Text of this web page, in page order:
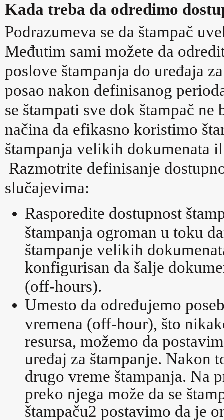
Kada treba da odredimo
Podrazumeva se da štampač
Međutim sami možete da
poslove štampanja do uređaja
posao nakon definisanog
se štampati sve dok štampač ne
načina da efikasno koristimo
štampanja velikih dokumenata
Razmotrite definisanje
slučajevima:
Rasporedite dostupnost
štampanja ogroman u toku
štampanje velikih
konfigurisan da šalje
(off-hours).
Umesto da određujemo
vremena (off-hour), što
resursa, možemo da
uređaj za štampanje. Nakon
drugo vreme štampanja. Na
preko njega može da se
štampaču2 postavimo da je